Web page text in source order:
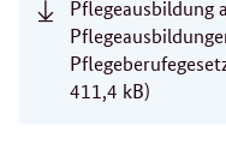
Pflegeausbildung
411,4 kB)